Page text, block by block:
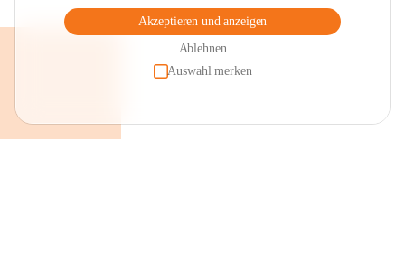
Akzeptieren und anzeigen
Ablehnen
Auswahl merken